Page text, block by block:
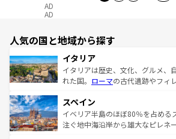
AD
AD
人気の国と地域から探す
イタリア
イタリアは歴史、文化、グルメ、
れた国。 ローマの古代遺跡やフィ
ろん、トスカーナの美しい田園風
景など、自然景観も見逃せない。
ピザやパスタなど、絶品のイタリ
スペイン
イベリア半島のほぼ80％を占める
注ぐ地中海沿岸から雄大なピレネ